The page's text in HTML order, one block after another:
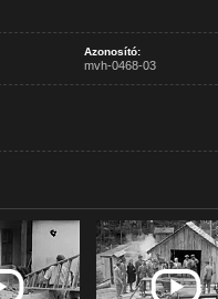
Azonosító:
mvh-0468-03